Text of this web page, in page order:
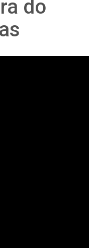
do